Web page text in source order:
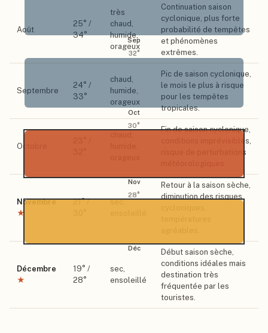
Sep
32°
Oct
30°
Nov
28°
Déc
Août
25° /
34°
très
chaud,
humide,
orageux
Continuation saison
cyclonique, plus forte
probabilité de tempêtes
et phénomènes
extrêmes.
Septembre
24° /
33°
chaud,
humide,
orageux
Pic de saison cyclonique,
le mois le plus à risque
pour les tempêtes
tropicales.
Octobre
Fin de saison cyclonique,
conditions imprévisibles,
risque de perturbations
Novembre
★
21° /
sec,
Retour à la saison sèche,
diminution des risques
Décembre
★
19° /
28°
sec,
ensoleillé
Début saison sèche,
conditions idéales mais
destination très
fréquentée par les
touristes.